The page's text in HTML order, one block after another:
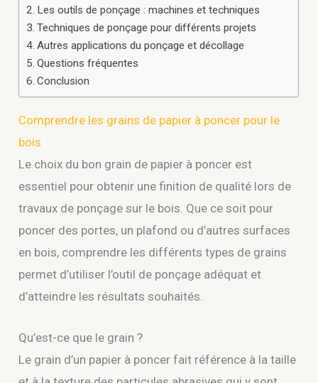
Les outils de ponçage : machines et techniques
Techniques de ponçage pour différents projets
Autres applications du ponçage et décollage
Questions fréquentes
Conclusion
Comprendre les grains de papier à poncer pour le
bois
Le choix du bon grain de papier à poncer est
essentiel pour obtenir une finition de qualité lors de
travaux de ponçage sur le bois. Que ce soit pour
poncer des portes, un plafond ou d’autres surfaces
en bois, comprendre les différents types de grains
permet d’utiliser l’outil de ponçage adéquat et
d’atteindre les résultats souhaités.
Qu’est-ce que le grain ?
Le grain d’un papier à poncer fait référence à la taille